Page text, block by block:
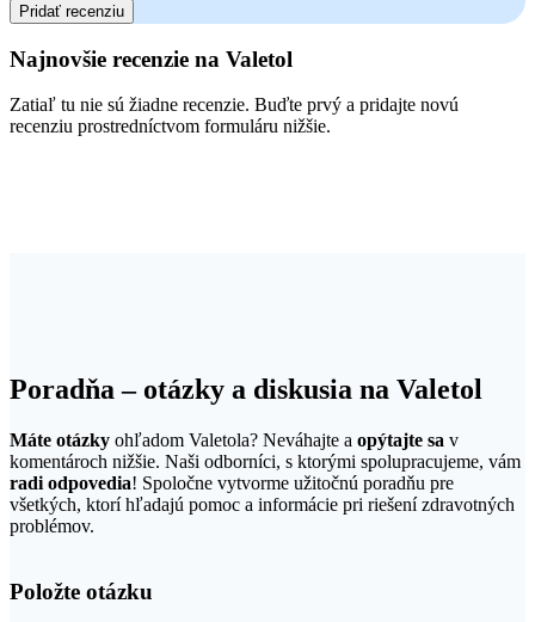
Pridať recenziu
Najnovšie recenzie na Valetol
Zatiaľ tu nie sú žiadne recenzie. Buďte prvý a pridajte novú
recenziu prostredníctvom formuláru nižšie.
Poradňa – otázky a diskusia na Valetol
Máte otázky ohľadom Valetola? Neváhajte a opýtajte sa v
komentároch nižšie. Naši odborníci, s ktorými spolupracujeme, vám
radi odpovedia! Spoločne vytvorme užitočnú poradňu pre
všetkých, ktorí hľadajú pomoc a informácie pri riešení zdravotných
problémov.
Položte otázku